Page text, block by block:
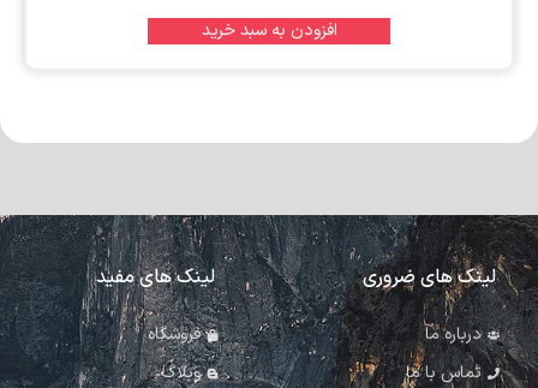
افزودن به سبد خرید
لینک های ضروری
درباره ما
تماس با ما
لینک های مفید
فروشگاه
وبلاگ